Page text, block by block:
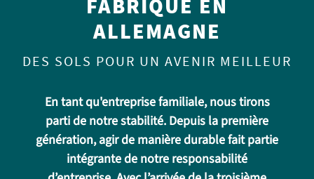
FABRIQUÉ EN
ALLEMAGNE
DES SOLS POUR UN AVENIR MEILLEUR
En tant qu'entreprise familiale, nous tirons
parti de notre stabilité. Depuis la première
génération, agir de manière durable fait partie
intégrante de notre responsabilité